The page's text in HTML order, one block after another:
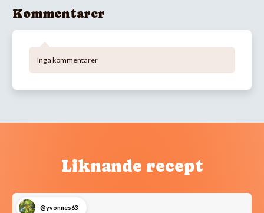
Kommentarer
Inga kommentarer
Liknande recept
@yvonnes63